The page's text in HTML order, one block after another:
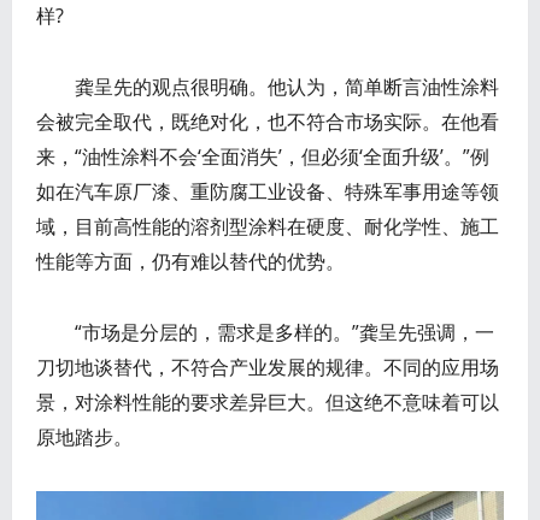
样?
龚呈先的观点很明确。他认为，简单断言油性涂料
会被完全取代，既绝对化，也不符合市场实际。在他看
来，“油性涂料不会‘全面消失’，但必须‘全面升级’。”例
如在汽车原厂漆、重防腐工业设备、特殊军事用途等领
域，目前高性能的溶剂型涂料在硬度、耐化学性、施工
性能等方面，仍有难以替代的优势。
“市场是分层的，需求是多样的。”龚呈先强调，一
刀切地谈替代，不符合产业发展的规律。不同的应用场
景，对涂料性能的要求差异巨大。但这绝不意味着可以
原地踏步。